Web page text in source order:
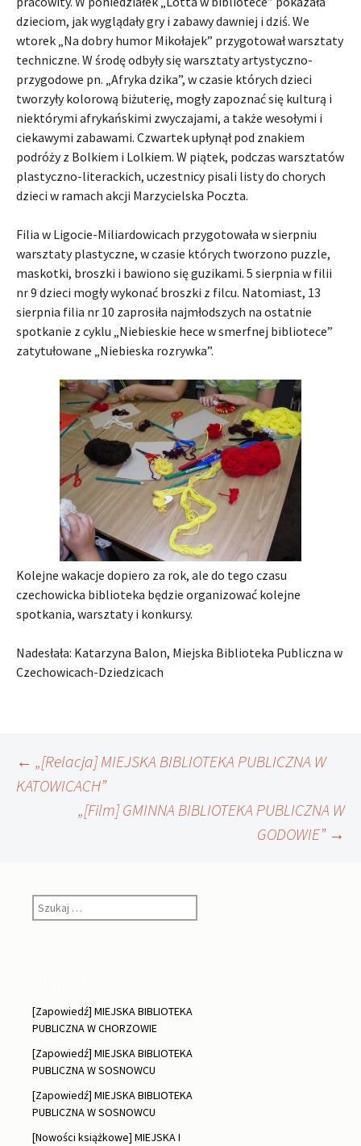
dzieciom, jak wyglądały gry i zabawy dawniej i dziś. We
wtorek „Na dobry humor Mikołajek” przygotował warsztaty
techniczne. W środę odbyły się warsztaty artystyczno-
przygodowe pn. „Afryka dzika”, w czasie których dzieci
tworzyły kolorową biżuterię, mogły zapoznać się kulturą i
niektórymi afrykańskimi zwyczajami, a także wesołymi i
ciekawymi zabawami. Czwartek upłynął pod znakiem
podróży z Bolkiem i Lolkiem. W piątek, podczas warsztatów
plastyczno-literackich, uczestnicy pisali listy do chorych
dzieci w ramach akcji Marzycielska Poczta.
Filia w Ligocie-Miliardowicach przygotowała w sierpniu
warsztaty plastyczne, w czasie których tworzono puzzle,
maskotki, broszki i bawiono się guzikami. 5 sierpnia w filii
nr 9 dzieci mogły wykonać broszki z filcu. Natomiast, 13
sierpnia filia nr 10 zaprosiła najmłodszych na ostatnie
spotkanie z cyklu „Niebieskie hece w smerfnej bibliotece”
zatytułowane „Niebieska rozrywka”.
Kolejne wakacje dopiero za rok, ale do tego czasu
czechowicka biblioteka będzie organizować kolejne
spotkania, warsztaty i konkursy.
Nadesłała: Katarzyna Balon, Miejska Biblioteka Publiczna w
Czechowicach-Dziedzicach
Nawigacja
wpisu
← „[Relacja] MIEJSKA BIBLIOTEKA PUBLICZNA W
KATOWICACH”
„[Film] GMINNA BIBLIOTEKA PUBLICZNA W
GODOWIE” →
Szukaj:
[Zapowiedź] MIEJSKA BIBLIOTEKA
PUBLICZNA W CHORZOWIE
[Zapowiedź] MIEJSKA BIBLIOTEKA
PUBLICZNA W SOSNOWCU
[Zapowiedź] MIEJSKA BIBLIOTEKA
PUBLICZNA W SOSNOWCU
[Nowości książkowe] MIEJSKA I